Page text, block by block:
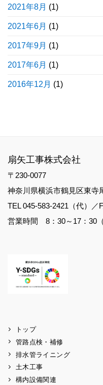
2021年8月 (1)
2021年6月 (1)
2017年9月 (1)
2017年6月 (1)
2016年12月 (1)
扇矢工事株式会社
〒230-0077
神奈川県横浜市鶴見区東寺
TEL 045-583-2421（代）／
営業時間 8：30～17：30（
トップ
管路点検・補修
排水管ライニング
土木工事
構内設備関連